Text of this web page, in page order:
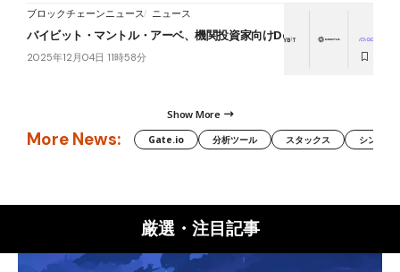
ブロックチェーンニュース ニュース
バイビット・マントル・アーベ、機関投資家向けDeFi流動性で提携
2025年12月04日 11時58分
Show More
More News: Gate.io 分析ツール スタックス シンボル
厳選・注目記事